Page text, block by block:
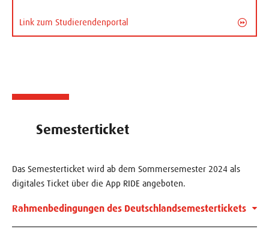
Link zum Studierendenportal
Semesterticket
Das Semesterticket wird ab dem Sommersemester 2024 als
digitales Ticket über die App RIDE angeboten.
Rahmenbedingungen des Deutschlandsemestertickets